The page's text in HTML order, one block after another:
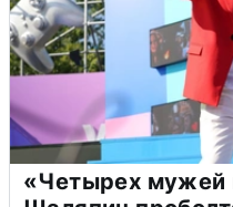
«Четырех мужей